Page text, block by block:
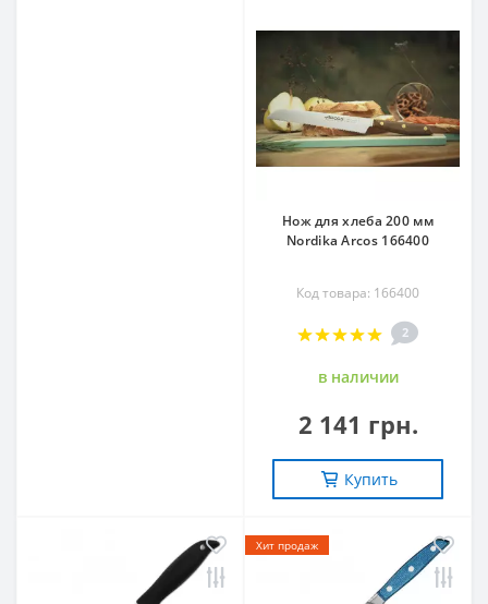
Нож для хлеба 200 мм
Nordika Arcos 166400
Код товара: 166400
2
в наличии
2 141 грн.
Купить
Хит продаж